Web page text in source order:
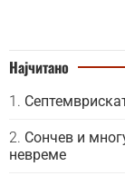
Најчитано
Сончев и
невреме